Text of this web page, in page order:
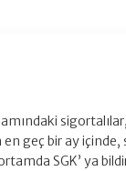
sigortalılar,
geç bir ay
SGK’ ya